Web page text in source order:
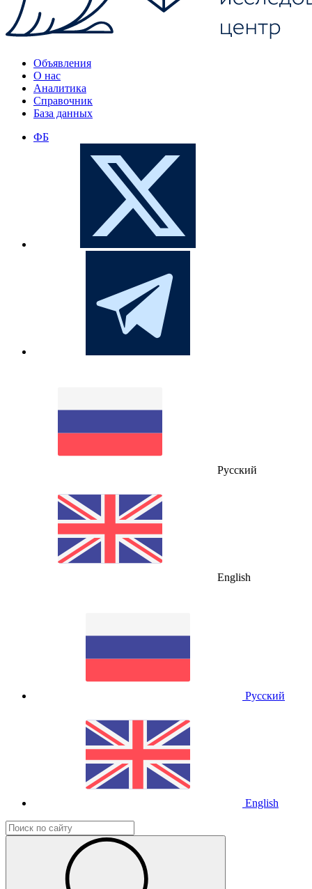
Объявления
О нас
Аналитика
Справочник
База данных
ФБ
Русский
English
Русский
English